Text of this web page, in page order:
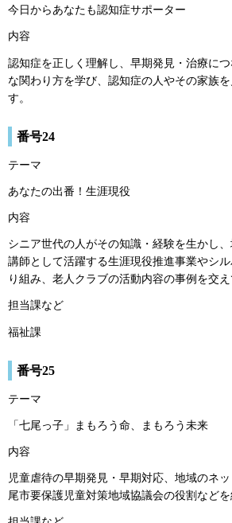
今日からあなたも認知症サポーター
内容
認知症を正しく理解し、早期発見・治療に
な関わり方を学び、認知症の人やその家族
す。
番号24
テーマ
あなたの出番！生涯現役
内容
シニア世代の人がその知識・経験を生かし、
講師として活躍する生涯現役推進事業やシ
り組み、老人クラブの活動内容の事例を交え
担当課など
福祉課
番号25
テーマ
「七尾っ子」まもろう命、まもろう未来
内容
児童虐待の早期発見・早期対応、地域のネ
尾市要保護児童対策地域協議会の役割などを